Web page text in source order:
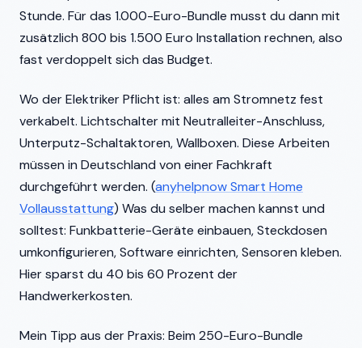
Stunde. Für das 1.000-Euro-Bundle musst du dann mit
zusätzlich 800 bis 1.500 Euro Installation rechnen, also
fast verdoppelt sich das Budget.
Wo der Elektriker Pflicht ist: alles am Stromnetz fest
verkabelt. Lichtschalter mit Neutralleiter-Anschluss,
Unterputz-Schaltaktoren, Wallboxen. Diese Arbeiten
müssen in Deutschland von einer Fachkraft
durchgeführt werden. (anyhelpnow Smart Home
Vollausstattung) Was du selber machen kannst und
solltest: Funkbatterie-Geräte einbauen, Steckdosen
umkonfigurieren, Software einrichten, Sensoren kleben.
Hier sparst du 40 bis 60 Prozent der
Handwerkerkosten.
Mein Tipp aus der Praxis: Beim 250-Euro-Bundle